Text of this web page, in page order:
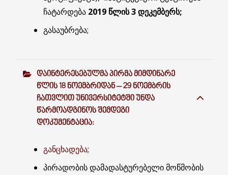
ჩატარდება 2019 წლის 3 დეკემბერს;
გასაუბრება;
ᲓᲐᲘᲜᲢᲔᲠᲔᲡᲔᲑᲣᲚᲛᲐ ᲞᲘᲠᲛᲐ ᲛᲘᲛᲓᲘᲜᲐᲠᲔ
ᲬᲚᲘᲡ 18 ᲜᲝᲔᲛᲑᲠᲘᲓᲐᲜ – 29 ᲜᲝᲔᲛᲑᲠᲘᲡ
ᲩᲐᲗᲕᲚᲘᲗ ᲣᲜᲘᲕᲔᲠᲡᲘᲢᲔᲢᲨᲘ ᲣᲜᲓᲐ
ᲬᲐᲠᲛᲝᲐᲓᲒᲘᲜᲝᲡ ᲨᲔᲛᲓᲔᲒᲘ
ᲓᲝᲙᲣᲛᲔᲜᲢᲐᲪᲘᲐ:
განცხადება;
პირადობის დამადასტურებელი მოწმობის